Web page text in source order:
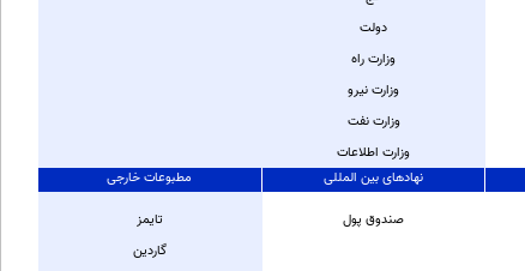
دولت
وزارت راه
وزارت نيرو
وزارت نفت
وزارت اطلاعات
نهادهای بین المللی
صندوق پول
مطبوعات خارجی
تايمز
گاردين